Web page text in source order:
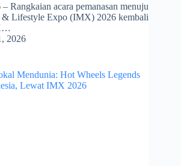
Rangkaian acara pemanasan menuju
Lifestyle Expo (IMX) 2026 kembali
2026
Mendunia: Hot Wheels Legends
Lewat IMX 2026